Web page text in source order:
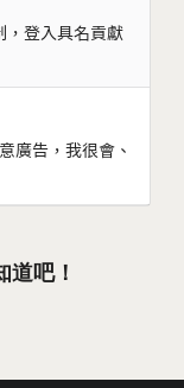
，登入具名貢獻
廣告，我很會、
道吧！